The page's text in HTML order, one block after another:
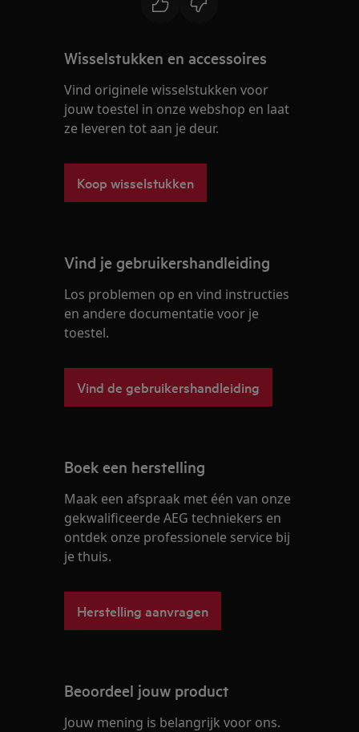
Wisselstukken en accessoires
Vind originele wisselstukken voor
jouw toestel in onze webshop en laat
ze leveren tot aan je deur.
Koop wisselstukken
Vind je gebruikershandleiding
Los problemen op en vind instructies
en andere documentatie voor je
toestel.
Vind de gebruikershandleiding
Boek een herstelling
Maak een afspraak met één van onze
gekwalificeerde AEG techniekers en
ontdek onze professionele service bij
je thuis.
Herstelling aanvragen
Beoordeel jouw product
Jouw mening is belangrijk voor ons.